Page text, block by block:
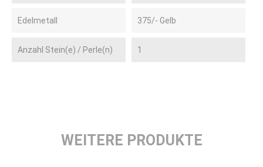
Edelmetall 375/- Gelb
Anzahl Stein(e) / Perle(n) 1
WEITERE PRODUKTE